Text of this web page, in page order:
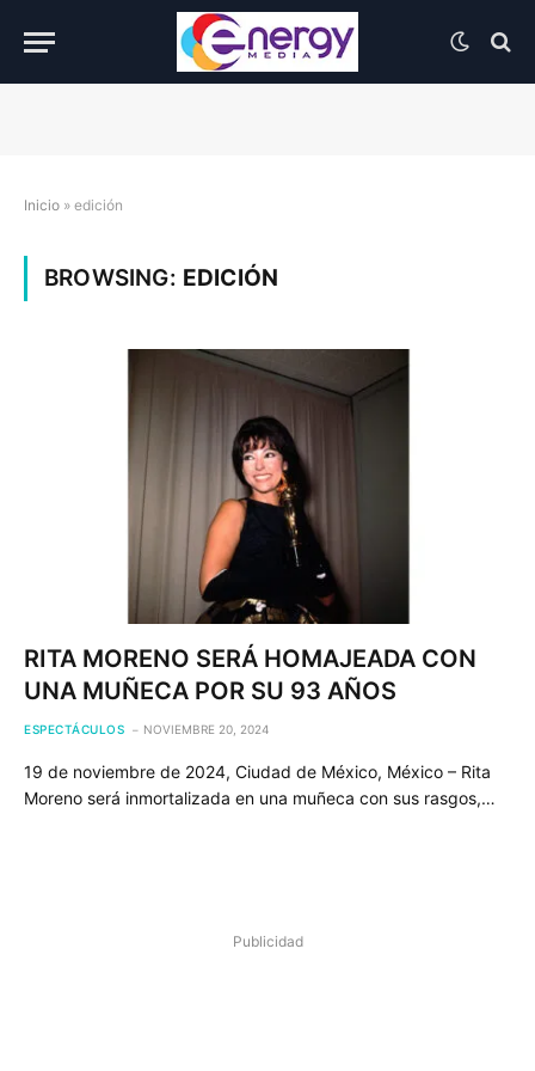
Inicio » edición
BROWSING: EDICIÓN
RITA MORENO SERÁ HOMAJEADA CON
UNA MUÑECA POR SU 93 AÑOS
ESPECTÁCULOS NOVIEMBRE 20, 2024
19 de noviembre de 2024, Ciudad de México, México – Rita
Moreno será inmortalizada en una muñeca con sus rasgos,…
Publicidad